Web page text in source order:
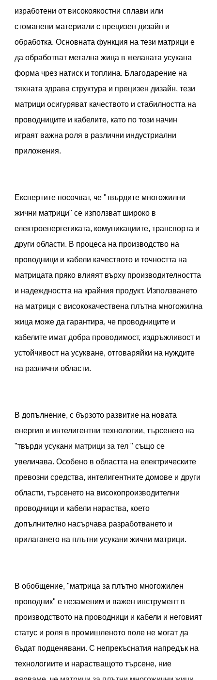
изработени от високоякостни сплави или
стоманени материали с прецизен дизайн и
обработка. Основната функция на тези матрици е
да обработват метална жица в желаната усукана
форма чрез натиск и топлина. Благодарение на
тяхната здрава структура и прецизен дизайн, тези
матрици осигуряват качеството и стабилността на
проводниците и кабелите, като по този начин
играят важна роля в различни индустриални
приложения.
Експертите посочват, че "твърдите многожилни
жични матрици" се използват широко в
електроенергетиката, комуникациите, транспорта и
други области. В процеса на производство на
проводници и кабели качеството и точността на
матрицата пряко влияят върху производителността
и надеждността на крайния продукт. Използването
на матрици с висококачествена плътна многожилна
жица може да гарантира, че проводниците и
кабелите имат добра проводимост, издръжливост и
устойчивост на усукване, отговаряйки на нуждите
на различни области.
В допълнение, с бързото развитие на новата
енергия и интелигентни технологии, търсенето на
"твърди усукани матрици за тел " също се
увеличава. Особено в областта на електрическите
превозни средства, интелигентните домове и други
области, търсенето на високопроизводителни
проводници и кабели нараства, което
допълнително насърчава разработването и
прилагането на плътни усукани жични матрици.
В обобщение, "матрица за плътно многожилен
проводник" е незаменим и важен инструмент в
производството на проводници и кабели и неговият
статус и роля в промишленото поле не могат да
бъдат подценявани. С непрекъснатия напредък на
технологиите и нарастващото търсене, ние